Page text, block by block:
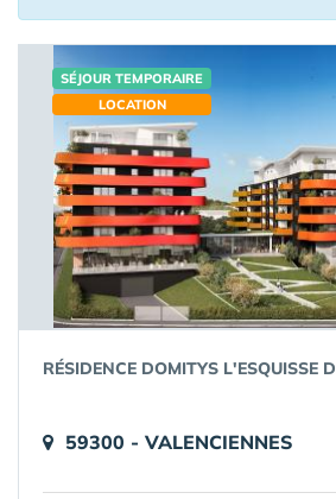
SÉJOUR TEMPORAIRE
LOCATION
RÉSIDENCE DOMITYS L'ESQUISSE
59300 - VALENCIENNES